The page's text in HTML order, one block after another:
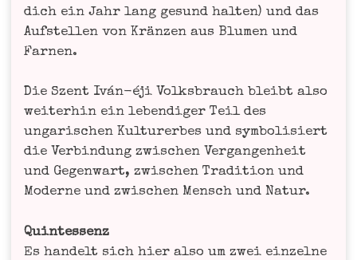
dich ein Jahr lang gesund hal­ten) und das
Auf­stel­len von Krän­zen aus Blu­men und
Farnen.
Die Szent Iván-éji Volks­brauch bleibt also
wei­ter­hin ein leben­di­ger Teil des
unga­ri­schen Kul­tur­er­bes und sym­bo­li­siert
die Ver­bin­dung zwi­schen Ver­gan­gen­heit
und Gegen­wart, zwi­schen Tra­di­ti­on und
Moder­ne und zwi­schen Mensch und Natur.
Quint­essenz
Es han­delt sich hier also um zwei ein­zel­ne